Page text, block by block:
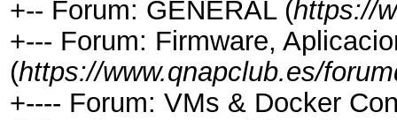
+-- Forum: GENERAL (https://
+--- Forum: Firmware,
(https://www.qnapclub.es/
+---- Forum: VMs & Docker